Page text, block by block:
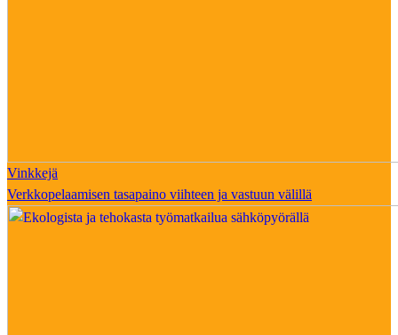
Vinkkejä
Verkkopelaamisen tasapaino viihteen ja vastuun välillä